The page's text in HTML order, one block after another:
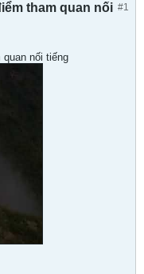
#1
tham quan nối
nối tiếng